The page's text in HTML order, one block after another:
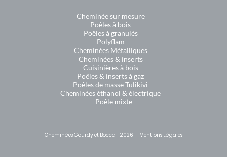
Cheminée sur mesure
Poêles à bois
Poêles à granulés
Polyflam
Cheminées Métalliques
Cheminées & inserts
Cuisinières à bois
Poêles & inserts à gaz
Poêles de masse Tulikivi
Cheminées éthanol & électrique
Poêle mixte
Cheminées Gourdy et Bocca - 2026 - Mentions Légales